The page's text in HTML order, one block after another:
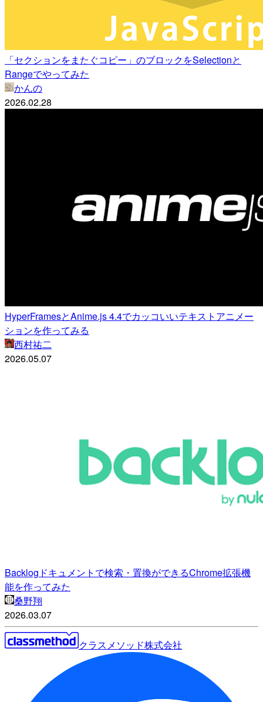
「セクションをまたぐコピー」のブロックをSelectionと
Rangeでやってみた
かんの
2026.02.28
HyperFramesとAnime.js 4.4でカッコいいテキストアニメー
ションを作ってみる
西村祐二
2026.05.07
Backlogドキュメントで検索・置換ができるChrome拡張機
能を作ってみた
桑野翔
2026.03.07
クラスメソッド株式会社